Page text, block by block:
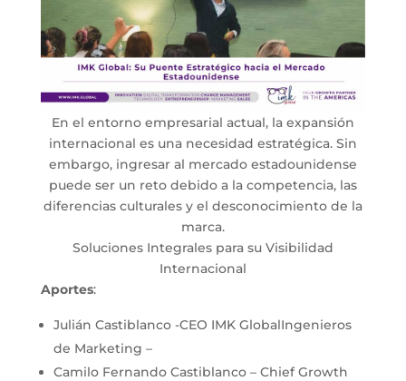
En el entorno empresarial actual, la expansión
internacional es una necesidad estratégica. Sin
embargo, ingresar al mercado estadounidense
puede ser un reto debido a la competencia, las
diferencias culturales y el desconocimiento de la
marca.
Soluciones Integrales para su Visibilidad
Internacional
Aportes:
Julián Castiblanco -CEO IMK GlobalIngenieros
de Marketing –
Camilo Fernando Castiblanco – Chief Growth